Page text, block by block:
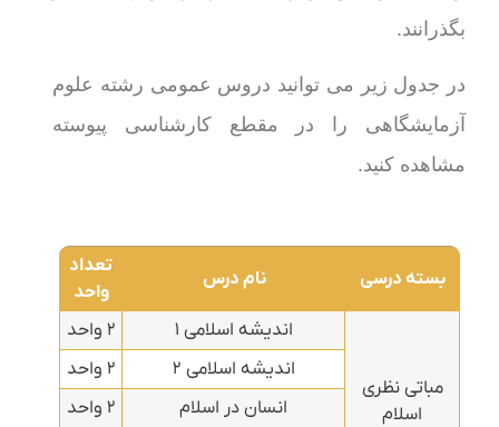
بگذرانند.
در جدول زیر می توانید دروس عمومی رشته علوم
آزمایشگاهی را در مقطع کارشناسی پیوسته
مشاهده کنید.
بسته درسی نام درس
تعداد
واحد
مباتی نظری
اسلام
اندیشه اسلامی ۱
۲ واحد
اندیشه اسلامی ۲
۲ واحد
انسان در اسلام
۲ واحد